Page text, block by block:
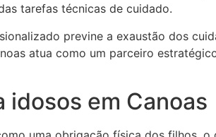
tarefas técnicas de cuidado.
previne a exaustão dos
atua como um parceiro
idosos em Canoas